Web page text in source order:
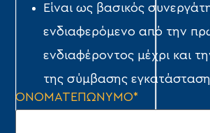
Είναι ως βασικός
ενδιαφερόμενο από την
ενδιαφέροντος μέχρι και
της σύμβασης
ΟΝΟΜΑΤΕΠΩΝΥΜΟ*